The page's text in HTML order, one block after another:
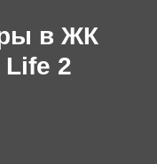
в ЖК
Life 2